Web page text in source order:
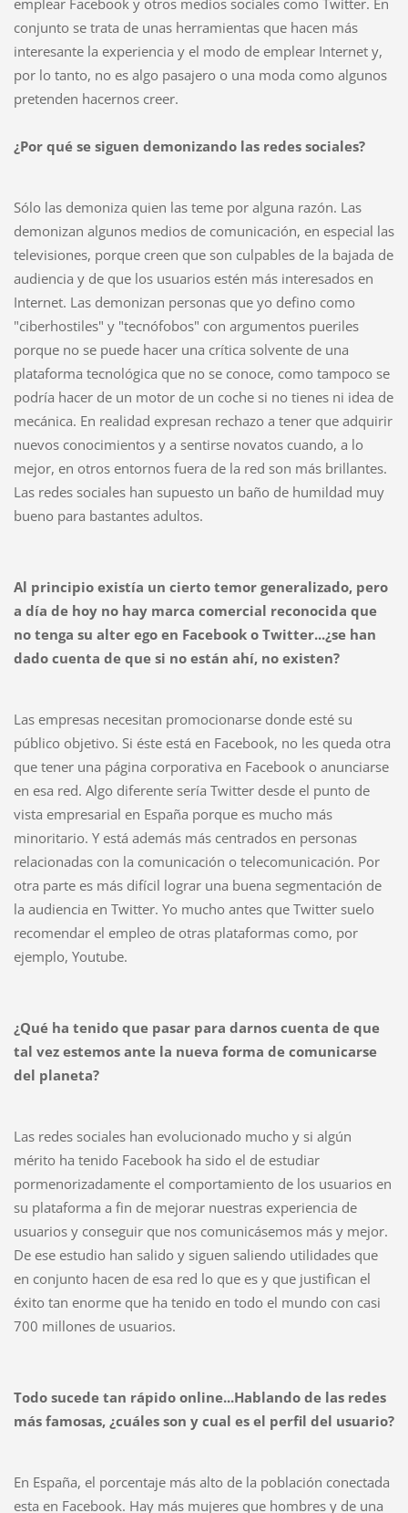
conjunto se trata de unas herramientas que hacen más
interesante la experiencia y el modo de emplear Internet y,
por lo tanto, no es algo pasajero o una moda como algunos
pretenden hacernos creer.
¿Por qué se siguen demonizando las redes sociales?
Sólo las demoniza quien las teme por alguna razón. Las
demonizan algunos medios de comunicación, en especial las
televisiones, porque creen que son culpables de la bajada de
audiencia y de que los usuarios estén más interesados en
Internet. Las demonizan personas que yo defino como
"ciberhostiles" y "tecnófobos" con argumentos pueriles
porque no se puede hacer una crítica solvente de una
plataforma tecnológica que no se conoce, como tampoco se
podría hacer de un motor de un coche si no tienes ni idea de
mecánica. En realidad expresan rechazo a tener que adquirir
nuevos conocimientos y a sentirse novatos cuando, a lo
mejor, en otros entornos fuera de la red son más brillantes.
Las redes sociales han supuesto un baño de humildad muy
bueno para bastantes adultos.
Al principio existía un cierto temor generalizado, pero
a día de hoy no hay marca comercial reconocida que
no tenga su alter ego en Facebook o Twitter...¿se han
dado cuenta de que si no están ahí, no existen?
Las empresas necesitan promocionarse donde esté su
público objetivo. Si éste está en Facebook, no les queda otra
que tener una página corporativa en Facebook o anunciarse
en esa red. Algo diferente sería Twitter desde el punto de
vista empresarial en España porque es mucho más
minoritario. Y está además más centrados en personas
relacionadas con la comunicación o telecomunicación. Por
otra parte es más difícil lograr una buena segmentación de
la audiencia en Twitter. Yo mucho antes que Twitter suelo
recomendar el empleo de otras plataformas como, por
ejemplo, Youtube.
¿Qué ha tenido que pasar para darnos cuenta de que
tal vez estemos ante la nueva forma de comunicarse
del planeta?
Las redes sociales han evolucionado mucho y si algún
mérito ha tenido Facebook ha sido el de estudiar
pormenorizadamente el comportamiento de los usuarios en
su plataforma a fin de mejorar nuestras experiencia de
usuarios y conseguir que nos comunicásemos más y mejor.
De ese estudio han salido y siguen saliendo utilidades que
en conjunto hacen de esa red lo que es y que justifican el
éxito tan enorme que ha tenido en todo el mundo con casi
700 millones de usuarios.
Todo sucede tan rápido online...Hablando de las redes
más famosas, ¿cuáles son y cual es el perfil del usuario?
En España, el porcentaje más alto de la población conectada
esta en Facebook. Hay más mujeres que hombres y de una